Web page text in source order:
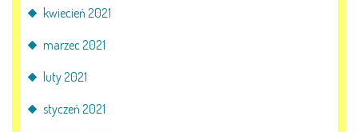
kwiecień 2021
marzec 2021
luty 2021
styczeń 2021